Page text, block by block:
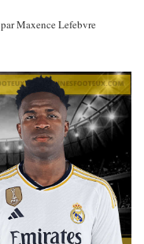
Maxence Lefebvre